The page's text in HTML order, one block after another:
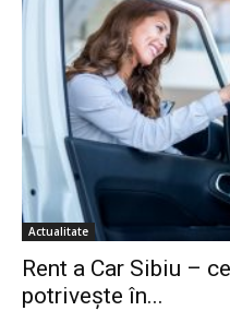
Actualitate
Rent a Car Sibiu –
potrivește în...